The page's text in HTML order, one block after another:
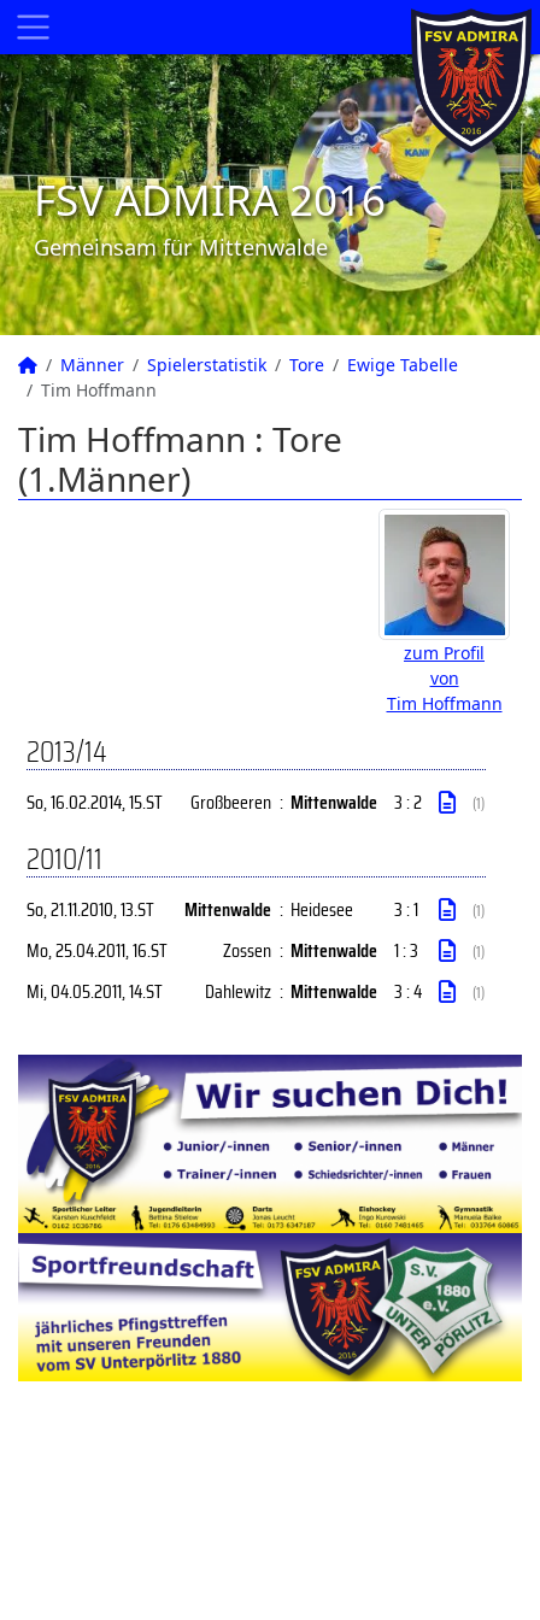
FSV ADMIRA 2016
Gemeinsam für Mittenwalde
Männer Spielerstatistik Tore
Ewige Tabelle
Tim Hoffmann
Tim Hoffmann : Tore
(1.Männer)
zum Profil
von
Tim Hoffmann
2013/14
So, 16.02.2014, 15.ST Großbeeren : Mittenwalde 3 : 2 (1)
2010/11
So, 21.11.2010, 13.ST Mittenwalde : Heidesee 3 : 1 (1)
Mo, 25.04.2011, 16.ST Zossen : Mittenwalde 1 : 3 (1)
Mi, 04.05.2011, 14.ST Dahlewitz : Mittenwalde 3 : 4 (1)